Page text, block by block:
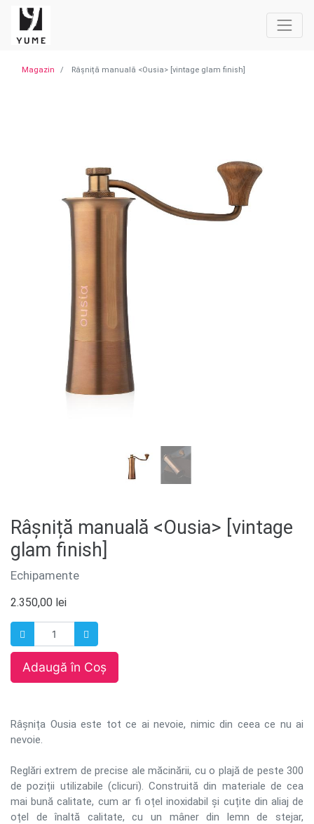
Magazin Râșniță manuală <Ousia> [vintage glam finish]
Râșniță manuală <Ousia> [vintage
glam finish]
Echipamente
2.350,00 lei
Adaugă în Coș
Râșnița Ousia este tot ce ai nevoie, nimic din ceea ce nu ai
nevoie.
Reglări extrem de precise ale măcinării, cu o plajă de peste 300
de poziții utilizabile (clicuri). Construită din materiale de cea
mai bună calitate, cum ar fi oțel inoxidabil și cuțite din aliaj de
oțel de înaltă calitate, cu un mâner din lemn de stejar,